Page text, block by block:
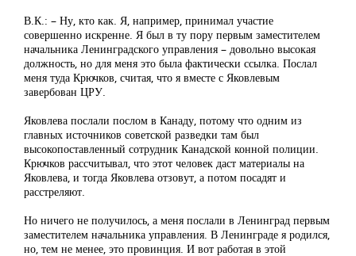
В.К.: – Ну, кто как. Я, например, принимал участие
совершенно искренне. Я был в ту пору первым заместителем
начальника Ленинградского управления – довольно высокая
должность, но для меня это была фактически ссылка. Послал
меня туда Крючков, считая, что я вместе с Яковлевым
завербован ЦРУ.
Яковлева послали послом в Канаду, потому что одним из
главных источников советской разведки там был
высокопоставленный сотрудник Канадской конной полиции.
Крючков рассчитывал, что этот человек даст материалы на
Яковлева, и тогда Яковлева отзовут, а потом посадят и
расстреляют.
Но ничего не получилось, а меня послали в Ленинград первым
заместителем начальника управления. В Ленинграде я родился,
но, тем не менее, это провинция. И вот работая в этой